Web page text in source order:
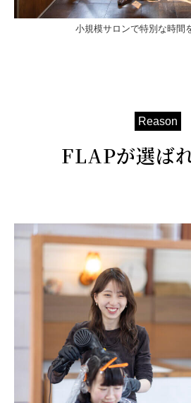
小規模サロンで特別な時間
Reason
FLAPが選ば